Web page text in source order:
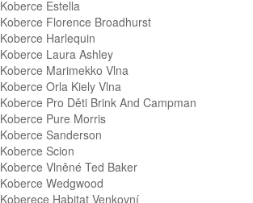
Koberce Estella
Koberce Florence Broadhurst
Koberce Harlequin
Koberce Laura Ashley
Koberce Marimekko Vlna
Koberce Orla Kiely Vlna
Koberce Pro Děti Brink And Campman
Koberce Pure Morris
Koberce Sanderson
Koberce Scion
Koberce Vlněné Ted Baker
Koberce Wedgwood
Koberece Habitat Venkovní